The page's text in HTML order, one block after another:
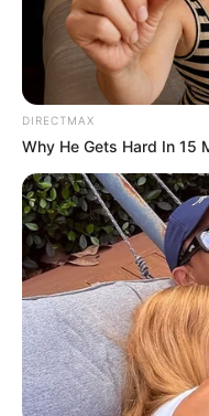
DIRECTMAX
Why He Gets Hard In 15